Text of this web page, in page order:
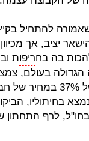
להתחיל
יציב, אך
בה בחריפות
הגדולה בעולם,
בחיתוליו,
התחתון שנקבע על 4.8